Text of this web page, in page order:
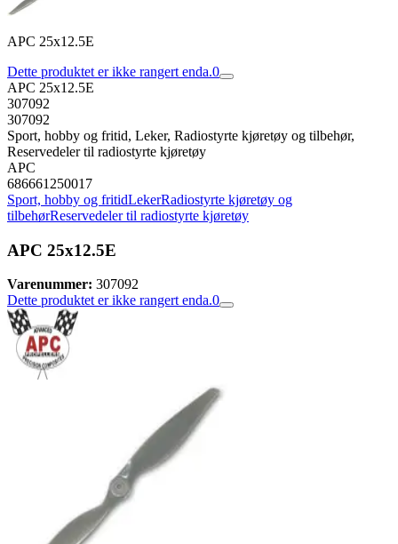
APC 25x12.5E
Dette produktet er ikke rangert enda.0
APC 25x12.5E
307092
307092
Sport, hobby og fritid, Leker, Radiostyrte kjøretøy og tilbehør,
Reservedeler til radiostyrte kjøretøy
APC
686661250017
Sport, hobby og fritidLekerRadiostyrte kjøretøy og
tilbehørReservedeler til radiostyrte kjøretøy
APC 25x12.5E
Varenummer: 307092
Dette produktet er ikke rangert enda.0